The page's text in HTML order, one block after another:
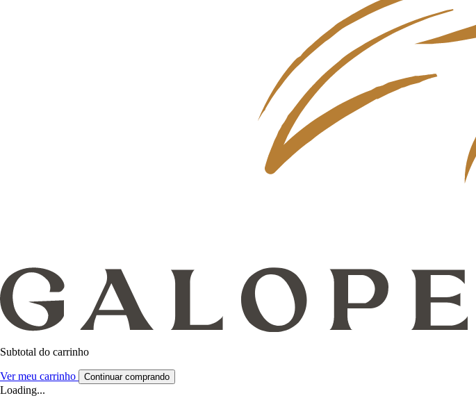
Subtotal do carrinho
Ver meu carrinho Continuar comprando
Loading...